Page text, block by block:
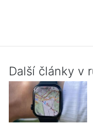
Další články v